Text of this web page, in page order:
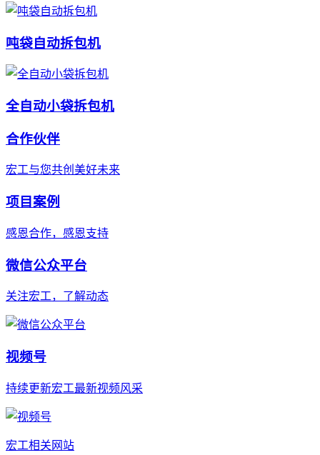
吨袋自动拆包机
全自动小袋拆包机
合作伙伴
宏工与您共创美好未来
项目案例
感恩合作，感恩支持
微信公众平台
关注宏工，了解动态
视频号
持续更新宏工最新视频风采
宏工相关网站